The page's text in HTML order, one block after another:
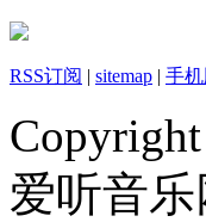
RSS订阅 | sitemap | 手机
爱听音